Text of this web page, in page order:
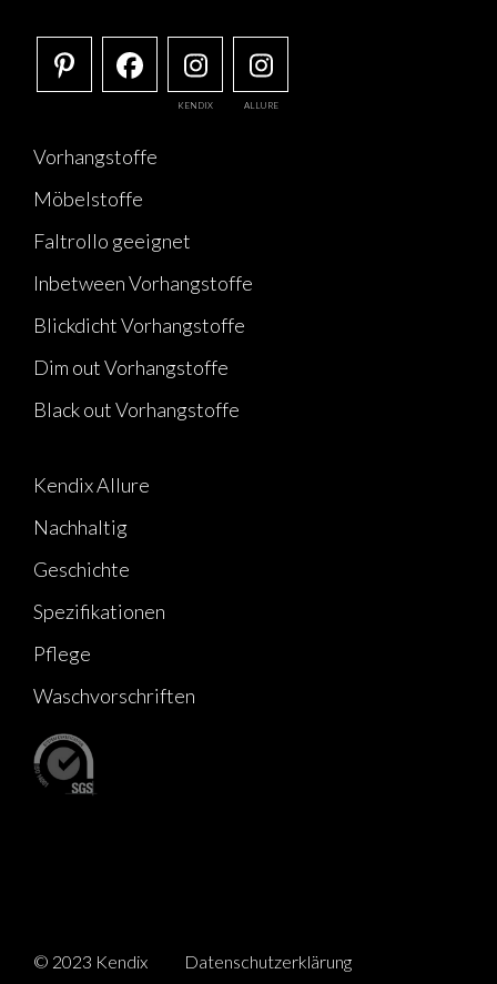
KENDIX ALLURE
Vorhangstoffe
Möbelstoffe
Faltrollo geeignet
Inbetween Vorhangstoffe
Blickdicht Vorhangstoffe
Dim out Vorhangstoffe
Black out Vorhangstoffe
Kendix Allure
Nachhaltig
Geschichte
Spezifikationen
Pflege
Waschvorschriften
© 2023 Kendix Datenschutzerklärung